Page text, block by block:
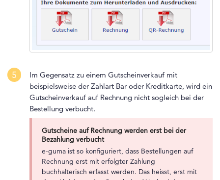
5
Im Gegensatz zu einem Gutscheinverkauf mit
beispielsweise der Zahlart Bar oder Kreditkarte, wird ein
Gutscheinverkauf auf Rechnung nicht sogleich bei der
Bestellung verbucht.
Gutscheine auf Rechnung werden erst bei der
Bezahlung verbucht
e-guma ist so konfiguriert, dass Bestellungen auf
Rechnung erst mit erfolgter Zahlung
buchhalterisch erfasst werden. Das heisst, erst mit